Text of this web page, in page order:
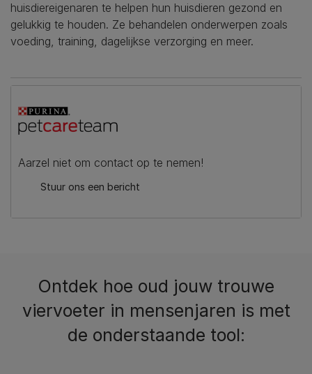
huisdiereigenaren te helpen hun huisdieren gezond en
gelukkig te houden. Ze behandelen onderwerpen zoals
voeding, training, dagelijkse verzorging en meer.
Aarzel niet om contact op te nemen!
Stuur ons een bericht
Ontdek hoe oud jouw trouwe
viervoeter in mensenjaren is met
de onderstaande tool: